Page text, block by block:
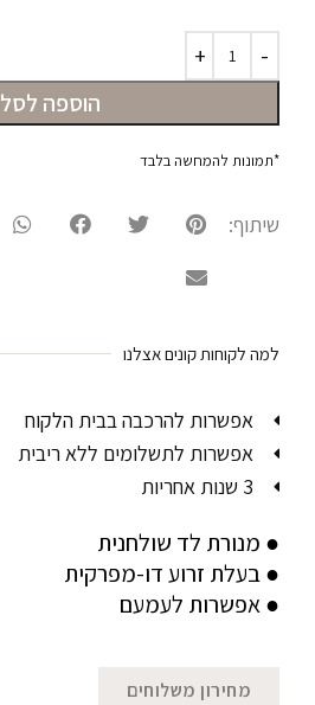
הוספה לסל
*תמונות להמחשה בלבד
שיתוף:
למה לקוחות קונים אצלנו
אפשרות להרכבה בבית הלקוח
אפשרות לתשלומים ללא ריבית
3 שנות אחריות
● מנורת לד שולחנית
● בעלת זרוע דו-מפרקית
● אפשרות לעמעם
מחירון משלוחים